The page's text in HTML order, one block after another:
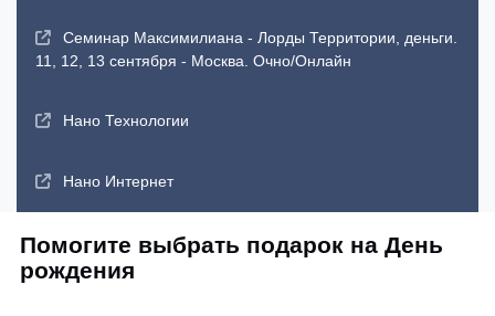
Семинар Максимилиана - Лорды Территории, деньги.
11, 12, 13 сентября - Москва. Очно/Онлайн
Нано Технологии
Нано Интернет
Помогите выбрать подарок на День
рождения